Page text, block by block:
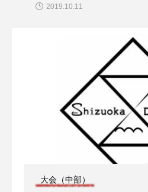
2019.10.11
大会（中部）